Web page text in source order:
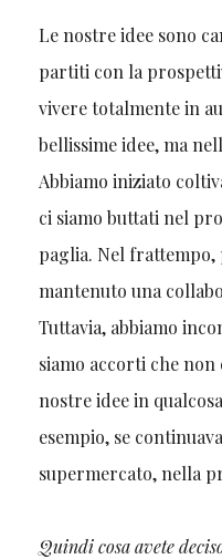
Le nostre idee sono
partiti con la
vivere totalmente in
bellissime idee, ma
Abbiamo iniziato
ci siamo buttati nel
paglia. Nel frattempo,
mantenuto una
Tuttavia, abbiamo
siamo accorti che
nostre idee in
esempio, se
supermercato, nella
Quindi cosa avete